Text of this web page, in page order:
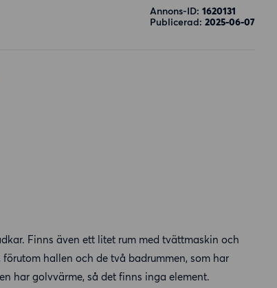
Annons-ID: 1620131
Publicerad: 2025-06-07
Finns även ett litet rum med tvättmaskin och
hallen och de två badrummen, som har
har golvvärme, så det finns inga element.